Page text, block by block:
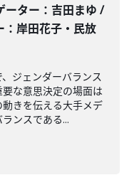
ーター：吉田まゆ /
：岸田花子・民放
ジェンダーバランス
な意思決定の場面は
きを伝える大手メデ
ンスである...